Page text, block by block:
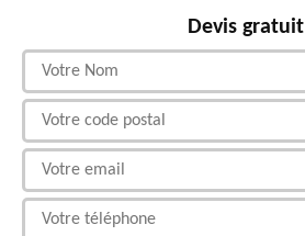
Devis gratuit